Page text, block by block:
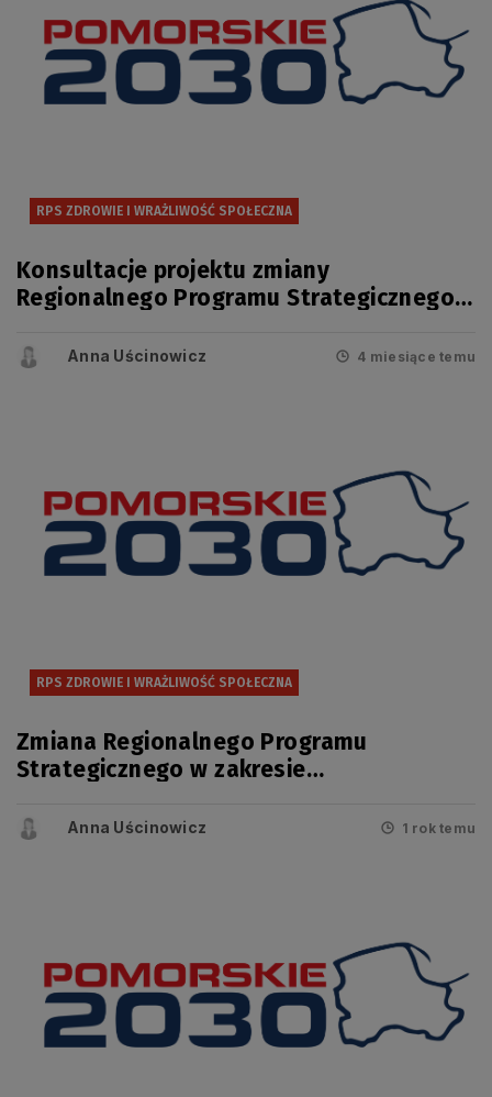
RPS ZDROWIE I WRAŻLIWOŚĆ SPOŁECZNA
Konsultacje projektu zmiany
Regionalnego Programu Strategicznego
i wrażliwości społecznej
Anna Uścinowicz 4 miesiące temu
RPS ZDROWIE I WRAŻLIWOŚĆ SPOŁECZNA
Zmiana Regionalnego Programu
Strategicznego w zakresie
wrażliwości społecznej przyjęta
Anna Uścinowicz 1 rok temu